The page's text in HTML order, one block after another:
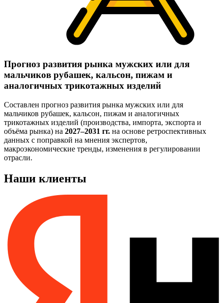
Прогноз развития рынка мужских или для
мальчиков рубашек, кальсон, пижам и
аналогичных трикотажных изделий
Составлен прогноз развития рынка мужских или для
мальчиков рубашек, кальсон, пижам и аналогичных
трикотажных изделий (производства, импорта, экспорта и
объёма рынка) на 2027–2031 гг. на основе ретроспективных
данных с поправкой на мнения экспертов,
макроэкономические тренды, изменения в регулировании
отрасли.
Наши клиенты